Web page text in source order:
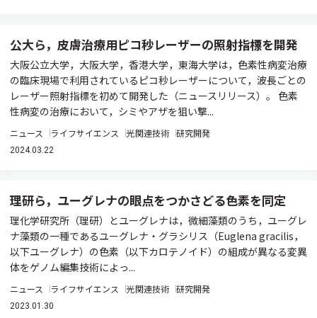
公大ら，皮膚治療用ピコ秒レーザーの照射指標を開発
大阪公立大学，大阪大学，香港大学，東海大学は，色素性病変治療
の臨床現場で利用されているピコ秒レーザーについて，波長ごとの
レーザー照射指標を初めて開発した（ニュースリリース）。 色素
性病変の治療において，シミやアザを狙い撃...
ニュース ライフサイエンス 光関連技術 研究開発
2024.03.22
理研ら，ユーグレナの眼点をつかさどる色素を同定
理化学研究所（理研）とユーグレナは，微細藻類のうち，ユーグレ
ナ藻類の一種であるユーグレナ・グラシリス（Euglena gracilis，
以下ユーグレナ）の色素（以下カロテノイド）の組成が異なる変異
体をゲノム編集技術によっ...
ニュース ライフサイエンス 光関連技術 研究開発
2023.01.30